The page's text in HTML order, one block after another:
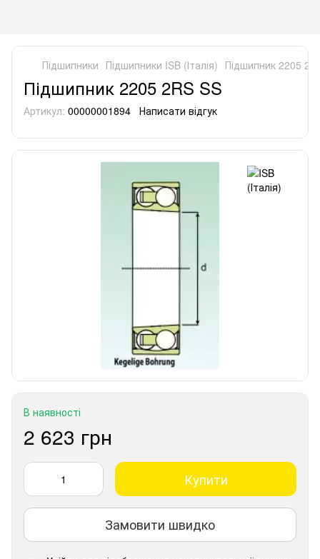
Підшипники Підшипники ISB (Італія) Підшипник 2205
Підшипник 2205 2RS SS
Артикул: 00000001894 Написати відгук
В наявності
2 623 грн
Купити
Замовити швидко